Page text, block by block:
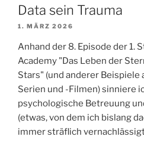
Data sein Trauma
1. MÄRZ 2026
Anhand der 8. Episode der 1.
Academy "Das Leben der
Stars" (und anderer Beispiele
Serien und -Filmen) sinniere
psychologische Betreuung
(etwas, von dem ich bislang
immer sträflich